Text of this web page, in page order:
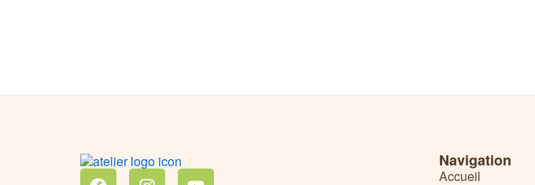
FacebookInstagramYoutube
Navigation
Accueil